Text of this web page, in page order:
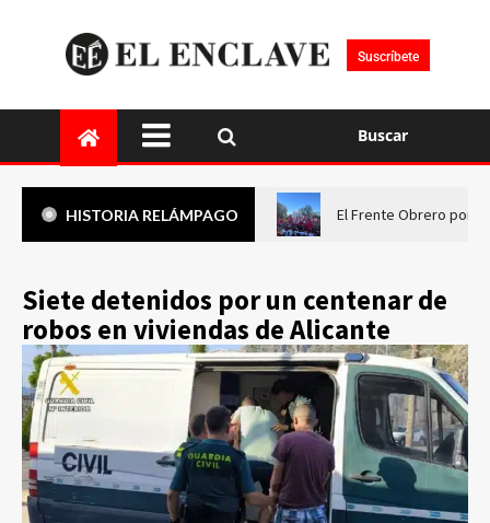
Suscríbete
Buscar
HISTORIA RELÁMPAGO El Frente Obrero pone
Siete detenidos por un centenar de
robos en viviendas de Alicante